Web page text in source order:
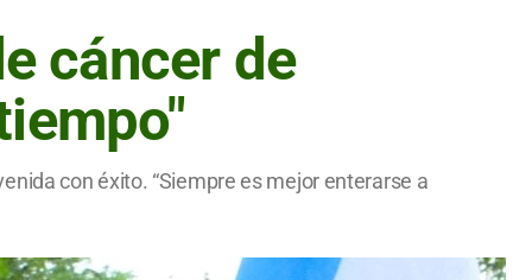
cáncer de
con éxito. “Siempre es mejor enterarse a